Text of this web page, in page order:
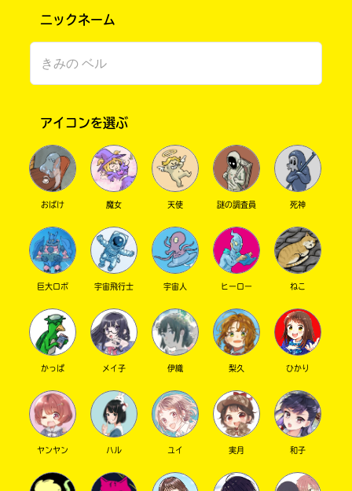
このマチのことを
もっと知りたい
キミに
ニックネーム
アイコンを選ぶ
おばけ 魔女 天使 謎の調査員 死神
巨大ロボ 宇宙飛行士 宇宙人 ヒーロー ねこ
かっぱ メイ子 伊織 梨久 ひかり
ヤンヤン ハル ユイ 実月 和子